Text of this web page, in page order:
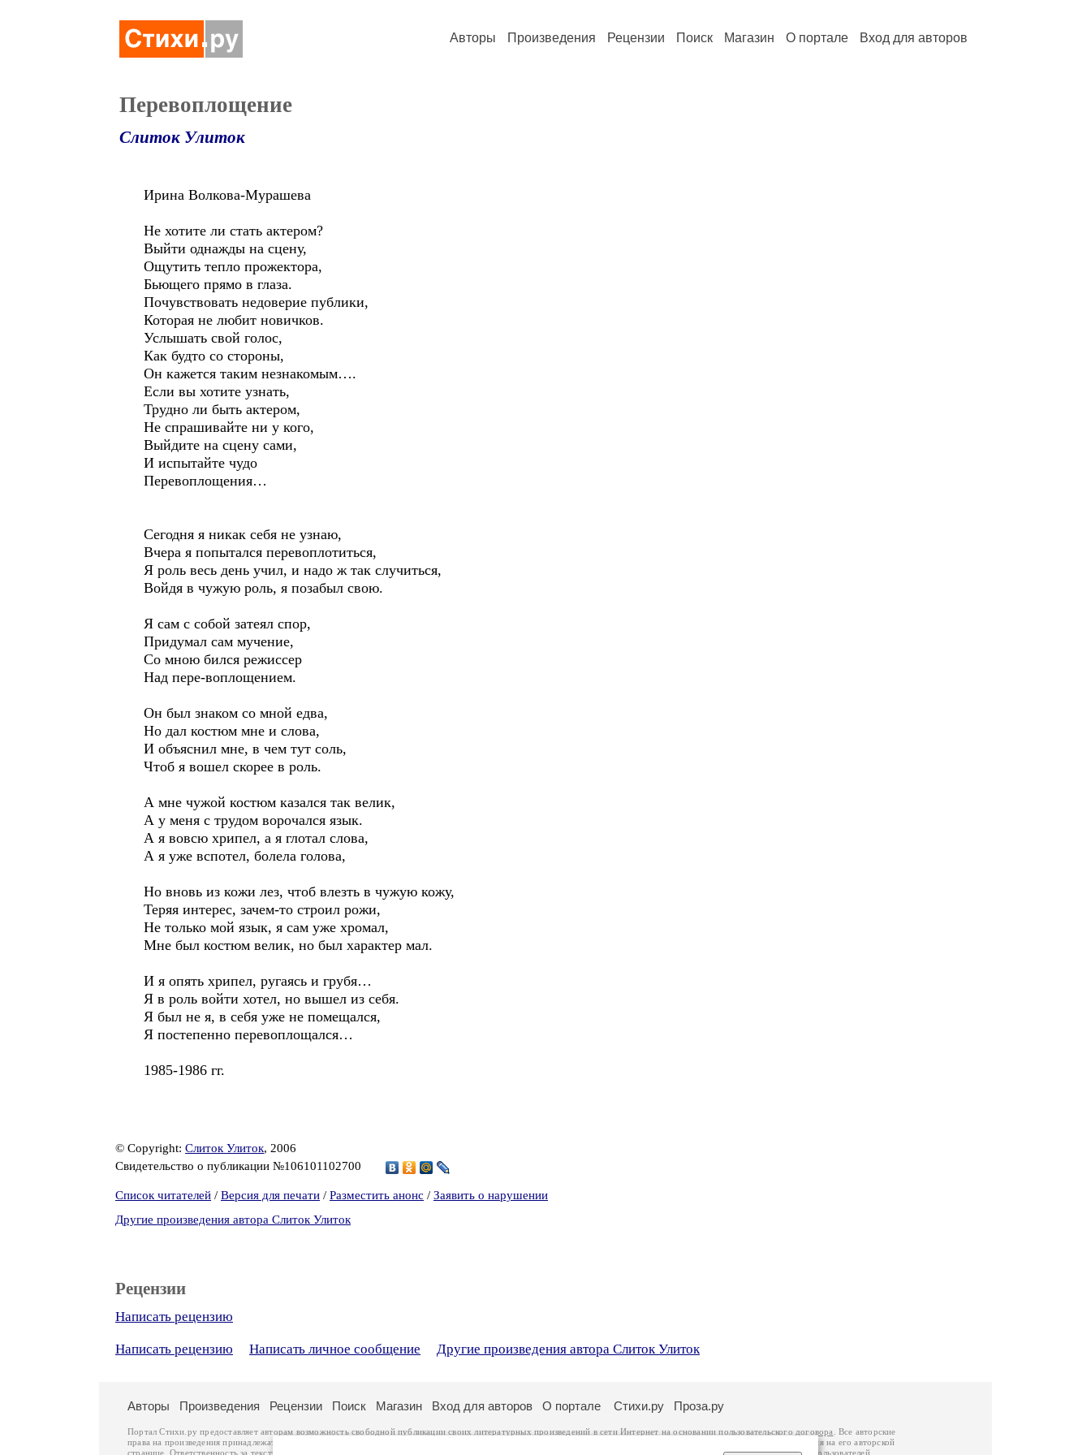
Авторы Произведения Рецензии Поиск Магазин О портале Вход для авторов
Перевоплощение
Слиток Улиток
Ирина Волкова-Мурашева
Не хотите ли стать актером?
Выйти однажды на сцену,
Ощутить тепло прожектора,
Бьющего прямо в глаза.
Почувствовать недоверие публики,
Которая не любит новичков.
Услышать свой голос,
Как будто со стороны,
Он кажется таким незнакомым….
Если вы хотите узнать,
Трудно ли быть актером,
Не спрашивайте ни у кого,
Выйдите на сцену сами,
И испытайте чудо
Перевоплощения…
Сегодня я никак себя не узнаю,
Вчера я попытался перевоплотиться,
Я роль весь день учил, и надо ж так случиться,
Войдя в чужую роль, я позабыл свою.
Я сам с собой затеял спор,
Придумал сам мучение,
Со мною бился режиссер
Над пере-воплощением.
Он был знаком со мной едва,
Но дал костюм мне и слова,
И объяснил мне, в чем тут соль,
Чтоб я вошел скорее в роль.
А мне чужой костюм казался так велик,
А у меня с трудом ворочался язык.
А я вовсю хрипел, а я глотал слова,
А я уже вспотел, болела голова,
Но вновь из кожи лез, чтоб влезть в чужую кожу,
Теряя интерес, зачем-то строил рожи,
Не только мой язык, я сам уже хромал,
Мне был костюм велик, но был характер мал.
И я опять хрипел, ругаясь и грубя…
Я в роль войти хотел, но вышел из себя.
Я был не я, в себя уже не помещался,
Я постепенно перевоплощался…
1985-1986 гг.
© Copyright: Слиток Улиток, 2006
Свидетельство о публикации №106101102700
Список читателей / Версия для печати / Разместить анонс / Заявить о нарушении
Другие произведения автора Слиток Улиток
Рецензии
Написать рецензию
Написать рецензию Написать личное сообщение Другие произведения автора Слиток Улиток
Авторы Произведения Рецензии Поиск Магазин Вход для авторов О портале Стихи.ру Проза.ру
Портал Стихи.ру предоставляет авторам возможность свободной публикации своих литературных произведений в сети Интернет на основаниипользовательского договора
. Все авторские
права на произведения принадлежат авторам и охраняются
. Перепечатка произведений возможна только с согласия его автора, к которому вы можете обратиться на его авторской
странице. Ответственность за тексты произведений авторы несут самостоятельно на основании
законодательства Российской Федерации. Данные пользователей